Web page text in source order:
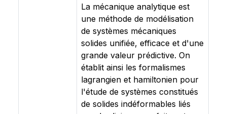
La mécanique analytique est
une méthode de modélisation
de systèmes mécaniques
solides unifiée, efficace et d'une
grande valeur prédictive. On
établit ainsi les formalismes
lagrangien et hamiltonien pour
l'étude de systèmes constitués
de solides indéformables liés